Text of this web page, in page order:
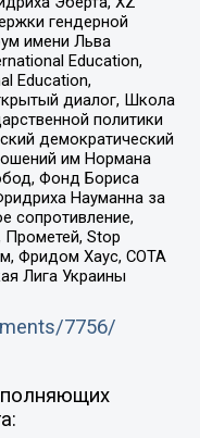
гендерной
имени Льва
Education,
Education,
диалог, Школа
политики
демократический
им Нормана
Фонд Бориса
Науманна за
сопротивление,
Прометей, Stop
Фридом Хаус, СОТА
Лига Украины
7756/